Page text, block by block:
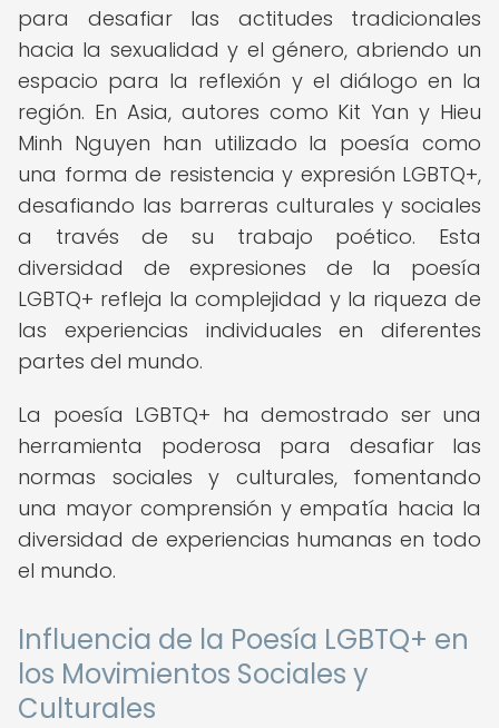
para desafiar las actitudes tradicionales
hacia la sexualidad y el género, abriendo un
espacio para la reflexión y el diálogo en la
región. En Asia, autores como Kit Yan y Hieu
Minh Nguyen han utilizado la poesía como
una forma de resistencia y expresión LGBTQ+,
desafiando las barreras culturales y sociales
a través de su trabajo poético. Esta
diversidad de expresiones de la poesía
LGBTQ+ refleja la complejidad y la riqueza de
las experiencias individuales en diferentes
partes del mundo.
La poesía LGBTQ+ ha demostrado ser una
herramienta poderosa para desafiar las
normas sociales y culturales, fomentando
una mayor comprensión y empatía hacia la
diversidad de experiencias humanas en todo
el mundo.
Influencia de la Poesía LGBTQ+ en
los Movimientos Sociales y
Culturales